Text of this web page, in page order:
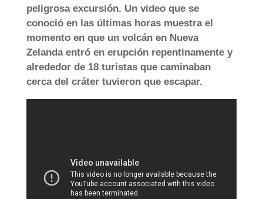
peligrosa excursión. Un video que se
conoció en las últimas horas muestra el
momento en que un volcán en Nueva
Zelanda entró en erupción repentinamente y
alrededor de 18 turistas que caminaban
cerca del cráter tuvieron que escapar.